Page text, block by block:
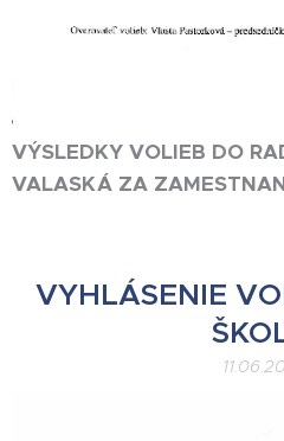
VÝSLEDKY VOLIEB DO
VALASKÁ ZA
VYHLÁSENIE